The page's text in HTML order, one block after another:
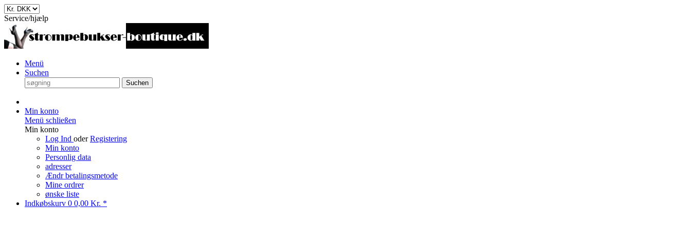
Service/hjælp
Menü
Suchen
Suchen
Min konto
Menü schließen
Min konto
Log Ind oderRegistering
Min konto
Personlig data
adresser
Ændr betalingsmetode
Mine ordrer
ønske liste
Indkøbskurv 0 0,00 Kr. *